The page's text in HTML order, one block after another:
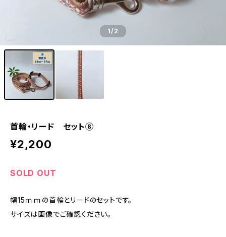
1/2
首輪・リード セット⑧
¥2,200
SOLD OUT
幅15ｍｍの首輪とリードのセットです。
サイズは画像でご確認ください。